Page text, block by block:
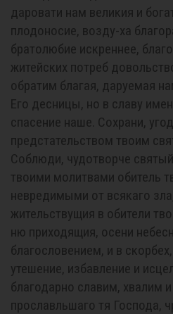
даровати нам великия и
плодоносие, возду-ха
братолюбие искреннее,
житейских потреб
обратим благая, даруемая
Его десницы, но в славу
спасение наше. Сохрани,
предстательством твоим
Соблюди, чудотворче
твоими молитвами обитель
невредимыми от всякаго
жительствущия в обители
ню приходящия, осени
благословением, и в
утешение, избавление и
благодарно славим, хвалим
прославльшаго тя Господа,